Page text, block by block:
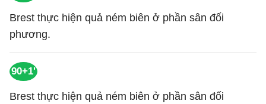
Brest thực hiện quả ném biên ở phần sân đối
phương.
90+1'
Brest thực hiện quả ném biên ở phần sân đối